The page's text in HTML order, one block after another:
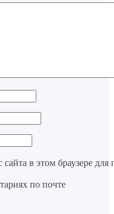
в этом браузере
по почте